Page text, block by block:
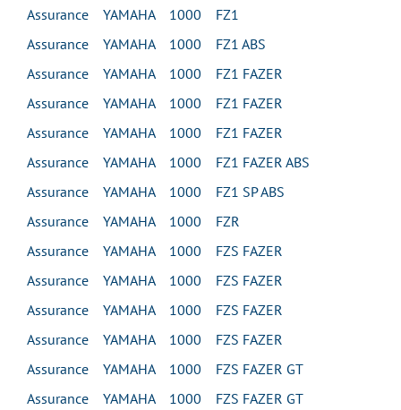
Assurance YAMAHA 1000 FZ1
Assurance YAMAHA 1000 FZ1 ABS
Assurance YAMAHA 1000 FZ1 FAZER
Assurance YAMAHA 1000 FZ1 FAZER
Assurance YAMAHA 1000 FZ1 FAZER
Assurance YAMAHA 1000 FZ1 FAZER ABS
Assurance YAMAHA 1000 FZ1 SP ABS
Assurance YAMAHA 1000 FZR
Assurance YAMAHA 1000 FZS FAZER
Assurance YAMAHA 1000 FZS FAZER
Assurance YAMAHA 1000 FZS FAZER
Assurance YAMAHA 1000 FZS FAZER
Assurance YAMAHA 1000 FZS FAZER GT
Assurance YAMAHA 1000 FZS FAZER GT